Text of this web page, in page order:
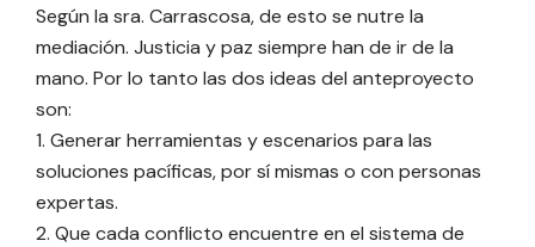
Según la sra. Carrascosa, de esto se nutre la
mediación. Justicia y paz siempre han de ir de la
mano. Por lo tanto las dos ideas del anteproyecto
son:
1. Generar herramientas y escenarios para las
soluciones pacíficas, por sí mismas o con personas
expertas.
2. Que cada conflicto encuentre en el sistema de